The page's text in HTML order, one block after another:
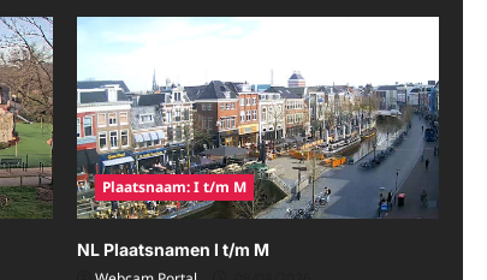
Plaatsnaam: I t/m M
NL Plaatsnamen I t/m M